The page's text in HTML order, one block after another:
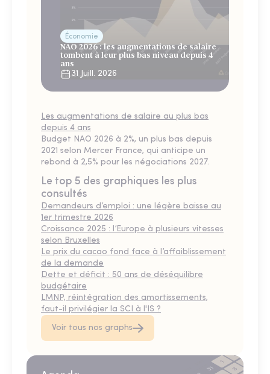
Économie
NAO 2026 : les augmentations de salaire
tombent à leur plus bas niveau depuis 4
ans
31 Juill. 2026
Les augmentations de salaire au plus bas
depuis 4 ans
Budget NAO 2026 à 2%, un plus bas depuis
2021 selon Mercer France, qui anticipe un
rebond à 2,5% pour les négociations 2027.
Le top 5 des graphiques les plus
consultés
Demandeurs d’emploi : une légère baisse au
1er trimestre 2026
Croissance 2025 : l’Europe à plusieurs vitesses
selon Bruxelles
Le prix du cacao fond face à l’affaiblissement
de la demande
Dette et déficit : 50 ans de déséquilibre
budgétaire
LMNP, réintégration des amortissements,
faut-il privilégier la SCI à l'IS ?
Voir tous nos graphs